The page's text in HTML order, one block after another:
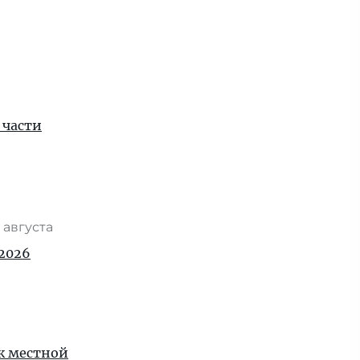
августа
местной